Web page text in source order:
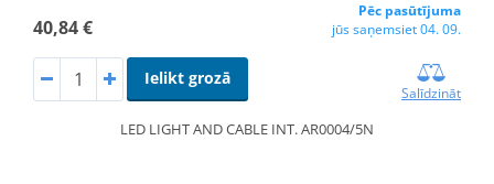
40,84 €
Pēc pasūtījuma
jūs saņemsiet 04. 09.
Ielikt grozā
Salīdzināt
LED LIGHT AND CABLE INT. AR0004/5N